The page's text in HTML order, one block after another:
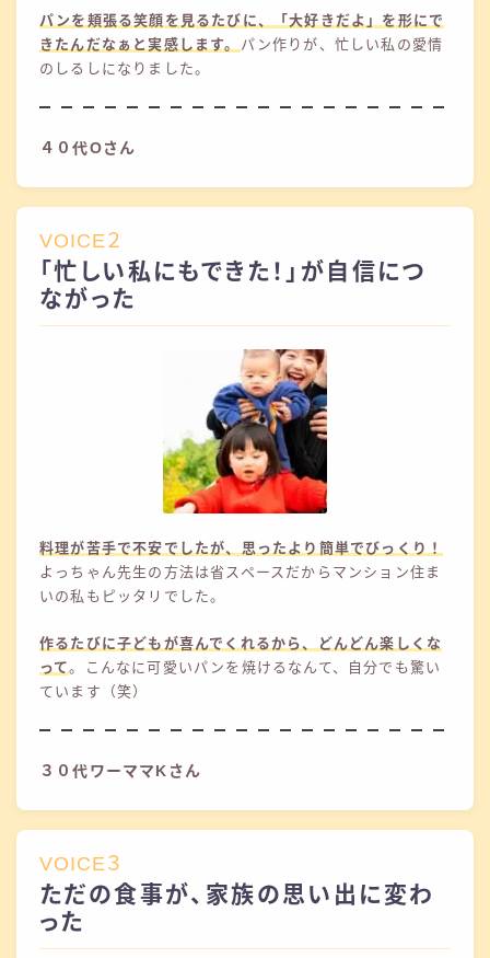
パンを頬張る笑顔を見るたびに、「大好きだよ」を形にで
きたんだなぁと実感します。
パン作りが、忙しい私の愛情
のしるしになりました。
４０代Oさん
VOICE２
「忙しい私にもできた！」が自信につ
ながった
料理が苦手で不安でしたが、思ったより簡単でびっくり ！
よっちゃん先生の方法は省スペースだからマンション住ま
いの私もピッタリでした。
作るたびに子どもが喜んでくれるから、どんどん楽しくな
って。こんなに可愛いパンを焼けるなんて、自分でも驚い
ています（笑）
３０代ワーママKさん
VOICE３
ただの食事が、家族の思い出に変わ
った